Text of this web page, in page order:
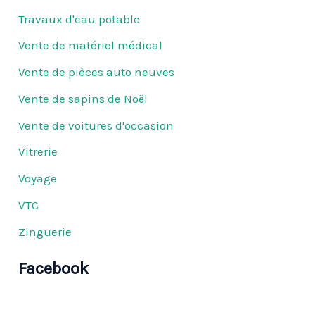
Travaux d'eau potable
Vente de matériel médical
Vente de pièces auto neuves
Vente de sapins de Noël
Vente de voitures d'occasion
Vitrerie
Voyage
VTC
Zinguerie
Facebook